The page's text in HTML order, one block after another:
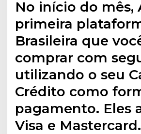
No início do mês,
primeira
Brasileira que
comprar com
utilizando o seu
Crédito como
pagamento. Eles
Visa e Mastercard.